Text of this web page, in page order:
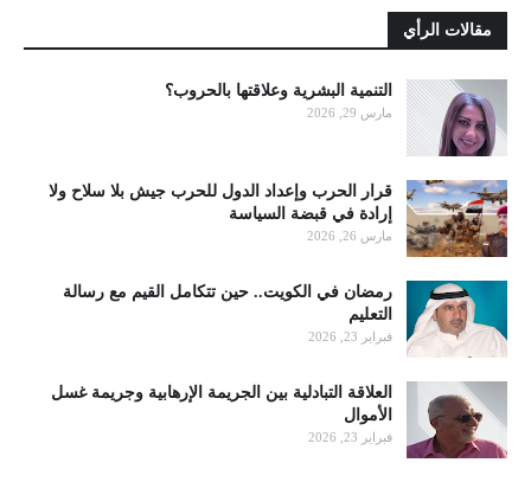
مقالات الرأي
التنمية البشرية وعلاقتها بالحروب؟
مارس 29, 2026
قرار الحرب وإعداد الدول للحرب جيش بلا سلاح ولا
إرادة في قبضة السياسة
مارس 26, 2026
رمضان في الكويت.. حين تتكامل القيم مع رسالة
التعليم
فبراير 23, 2026
العلاقة التبادلية بين الجريمة الإرهابية وجريمة غسل
الأموال
فبراير 23, 2026